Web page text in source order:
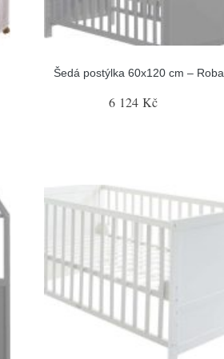
Šedá postýlka 60x120 cm – Roba
6 124 Kč